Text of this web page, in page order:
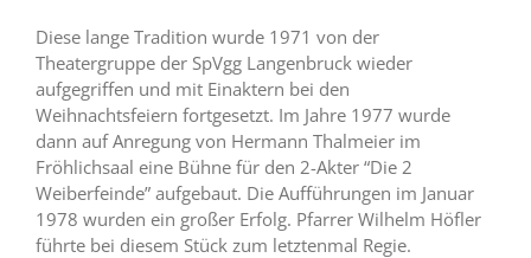
Diese lange Tradition wurde 1971 von der
Theatergruppe der SpVgg Langenbruck wieder
aufgegriffen und mit Einaktern bei den
Weihnachtsfeiern fortgesetzt. Im Jahre 1977 wurde
dann auf Anregung von Hermann Thalmeier im
Fröhlichsaal eine Bühne für den 2-Akter “Die 2
Weiberfeinde” aufgebaut. Die Aufführungen im Januar
1978 wurden ein großer Erfolg. Pfarrer Wilhelm Höfler
führte bei diesem Stück zum letztenmal Regie.